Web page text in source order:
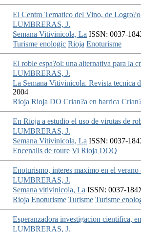
El Centro Tematico del Vino, de Logro?o
LUMBRERAS, J.
Semana Vitivinicola, La ISSN: 0037-
Turisme enologic Rioja Enoturisme
El roble espa?ol: una alternativa para la
LUMBRERAS, J.
La Semana Vitivinicola. Revista tecnica
2004
Rioja Rioja DO Crian?a en barrica
En Rioja a estudio el uso de virutas de
LUMBRERAS, J.
Semana Vitivinicola, La ISSN: 0037-
Encenalls de roure Vi Rioja DOQ
Enoturismo, interes maximo en el verano
LUMBRERAS, J.
Semana vitivinicola, La ISSN: 0037-
Rioja Enoturisme Turisme Turisme
Esperanzadora investigacion cientifica,
LUMBRERAS, J.